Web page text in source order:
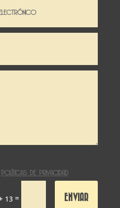
POLÍTICAS DE PRIVACIDAD
13 = ENVIAR